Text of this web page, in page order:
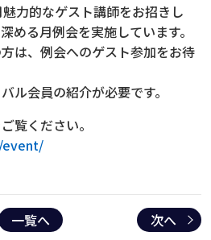
力的なゲスト講師をお招きし
める月例会を実施しています。
は、例会へのゲスト参加をお待
ル会員の紹介が必要です。
覧ください。
一覧へ 次へ